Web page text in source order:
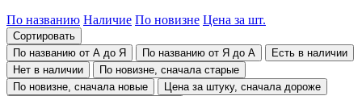
По названию Наличие По новизне Цена за шт.
Сортировать
По названию от А до Я
По названию от Я до А
Есть в наличии
Нет в наличии
По новизне, сначала старые
По новизне, сначала новые
Цена за штуку, сначала дороже